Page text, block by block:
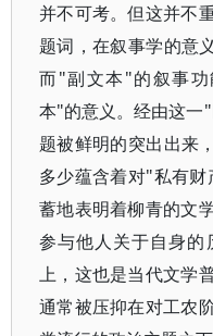
并不可考。但这并不
题词，在叙事学的意
而"副文本"的叙事
本"的意义。经由这一
题被鲜明的突出出来
多少蕴含着对"私有
蓄地表明着柳青的文
参与他人关于自身
上，这也是当代文学
通常被压抑在对工农